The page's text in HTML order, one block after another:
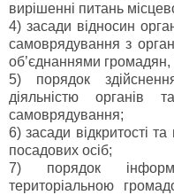
вирішенні питань
4) засади відносин
самоврядування з
об’єднаннями громадян,
5) порядок
діяльністю органів
самоврядування;
6) засади відкритості та
посадових осіб;
7) порядок
територіальною